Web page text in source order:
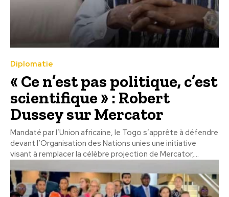
Diplomatie
« Ce n’est pas politique, c’est
scientifique » : Robert
Dussey sur Mercator
Mandaté par l’Union africaine, le Togo s’apprête à défendre
devant l’Organisation des Nations unies une initiative
visant à remplacer la célèbre projection de Mercator,...